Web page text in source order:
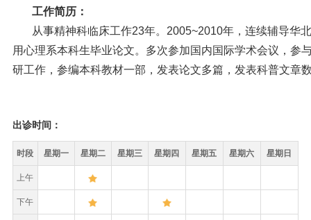
工作简历：
从事精神科临床工作23年。2005~2010年，连续辅导华
用心理系本科生毕业论文。多次参加国内国际学术会议，参
研工作，参编本科教材一部，发表论文多篇，发表科普文章
出诊时间：
时段 星期一 星期二 星期三 星期四 星期五 星期六 星期日
上午
下午